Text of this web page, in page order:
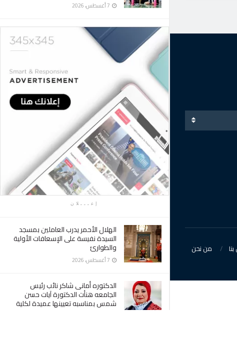
إعـــلان
الهلال الأحمر يدرب العاملين بمسجد
السيدة نفيسة على الإسعافات الأولية
والطوارئ
الدكتوره أمانى شاكر نائب رئيس
الجامعه هنأت الدكتورة آيات حسن
شمس بمناسبه تعيينها عميدة لكلية
من نحن